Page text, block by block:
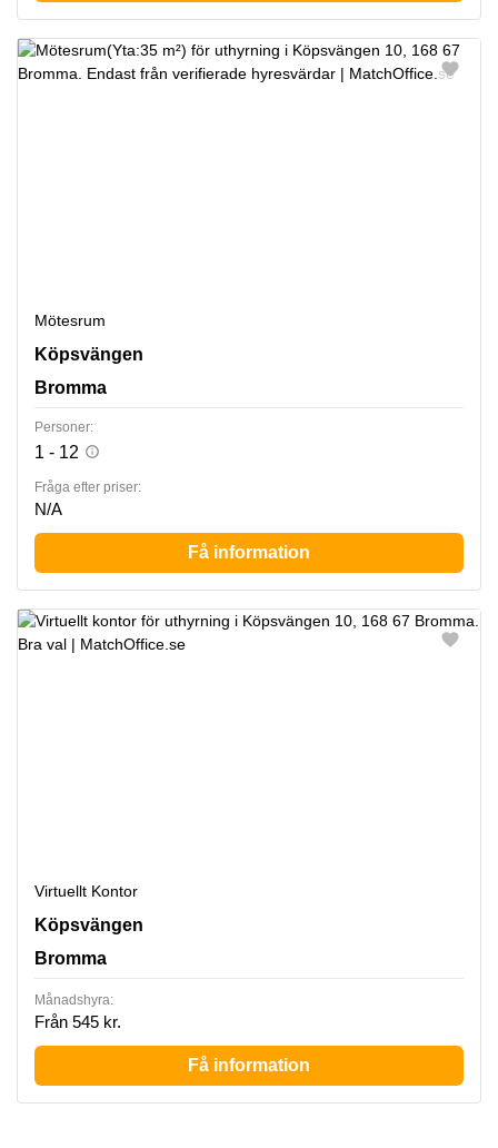
Mötesrum
Köpsvängen 10, Bromma
Köpsvängen
Bromma
Personer:
1 - 12
Fråga efter priser:
N/A
Få information
Virtuellt Kontor
Köpsvängen 10, Bromma
Köpsvängen
Bromma
Månadshyra:
Från 545 kr.
Få information